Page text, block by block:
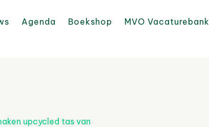
Agenda Boekshop MVO Vacaturebank
upcycled tas van